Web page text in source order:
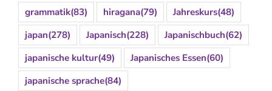
grammatik(83) hiragana(79) Jahreskurs(48)
japan(278) Japanisch(228) Japanischbuch(62)
japanische kultur(49) Japanisches Essen(60)
japanische sprache(84)